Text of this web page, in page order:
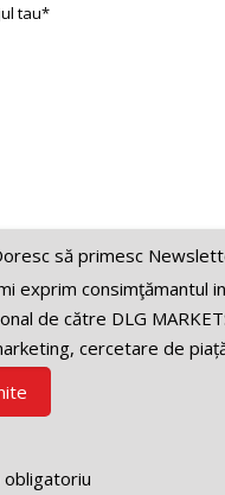
să primesc
exprim consimţămantul
de către DLG
cercetare de
obligatoriu